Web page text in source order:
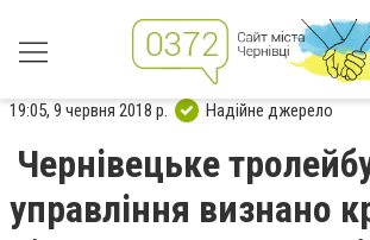
19:05, 9 червня 2018 р. Надійне джерело
Чернівецьке
управління визнано